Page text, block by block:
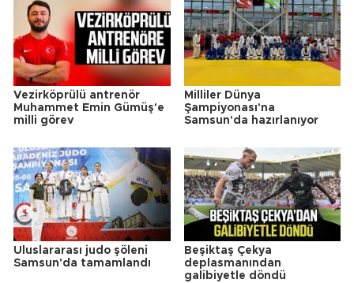
Vezirköprülü antrenör
Muhammet Emin Gümüş'e
milli görev
Milliler Dünya
Şampiyonası'na
Samsun'da hazırlanıyor
Uluslararası judo şöleni
Samsun'da tamamlandı
Beşiktaş Çekya
deplasmanından
galibiyetle döndü